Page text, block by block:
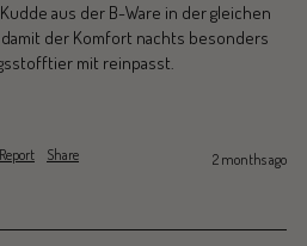
aus der B-Ware in der gleichen
der Komfort nachts besonders
mit reinpasst.
Report Share 2 months ago